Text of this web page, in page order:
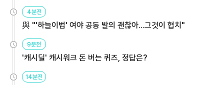
4분전
與 "'하늘이법' 여야 공동 발의 괜찮아…그것이 협치"
9분전
'캐시딜' 캐시워크 돈 버는 퀴즈, 정답은?
14분전